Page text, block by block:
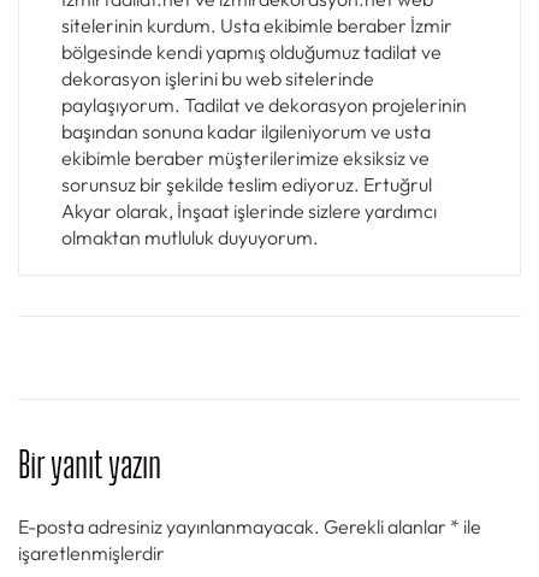
sitelerinin kurdum. Usta ekibimle beraber İzmir
bölgesinde kendi yapmış olduğumuz tadilat ve
dekorasyon işlerini bu web sitelerinde
paylaşıyorum. Tadilat ve dekorasyon projelerinin
başından sonuna kadar ilgileniyorum ve usta
ekibimle beraber müşterilerimize eksiksiz ve
sorunsuz bir şekilde teslim ediyoruz. Ertuğrul
Akyar olarak, İnşaat işlerinde sizlere yardımcı
olmaktan mutluluk duyuyorum.
Bir yanıt yazın
E-posta adresiniz yayınlanmayacak. Gerekli alanlar * ile
işaretlenmişlerdir